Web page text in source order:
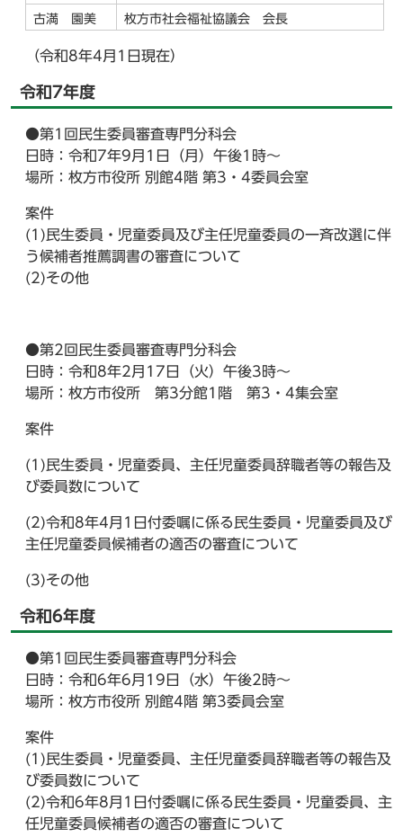
古満 園美 枚方市社会福祉協議会 会長
（令和8年4月1日現在）
令和7年度
●第1回民生委員審査専門分科会
日時：令和7年9月1日（月）午後1時～
場所：枚方市役所 別館4階 第3・4委員会室
案件
(1)民生委員・児童委員及び主任児童委員の一斉改選に伴
う候補者推薦調書の審査について
(2)その他
●第2回民生委員審査専門分科会
日時：令和8年2月17日（火）午後3時～
場所：枚方市役所 第3分館1階 第3・4集会室
案件
(1)民生委員・児童委員、主任児童委員辞職者等の報告及
び委員数について
(2)令和8年4月1日付委嘱に係る民生委員・児童委員及び
主任児童委員候補者の適否の審査について
(3)その他
令和6年度
●第1回民生委員審査専門分科会
日時：令和6年6月19日（水）午後2時～
場所：枚方市役所 別館4階 第3委員会室
案件
(1)民生委員・児童委員、主任児童委員辞職者等の報告及
び委員数について
(2)令和6年8月1日付委嘱に係る民生委員・児童委員、主
任児童委員候補者の適否の審査について